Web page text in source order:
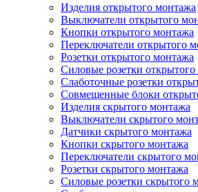
Изделия открытого монтажа
Выключатели открытого
Кнопки открытого монтажа
Переключатели открытого
Розетки открытого монтажа
Силовые розетки
Слаботочные розетки
Совмещенные блоки
Изделия скрытого монтажа
Выключатели скрытого
Датчики скрытого монтажа
Кнопки скрытого монтажа
Переключатели скрытого
Розетки скрытого монтажа
Силовые розетки скрытого